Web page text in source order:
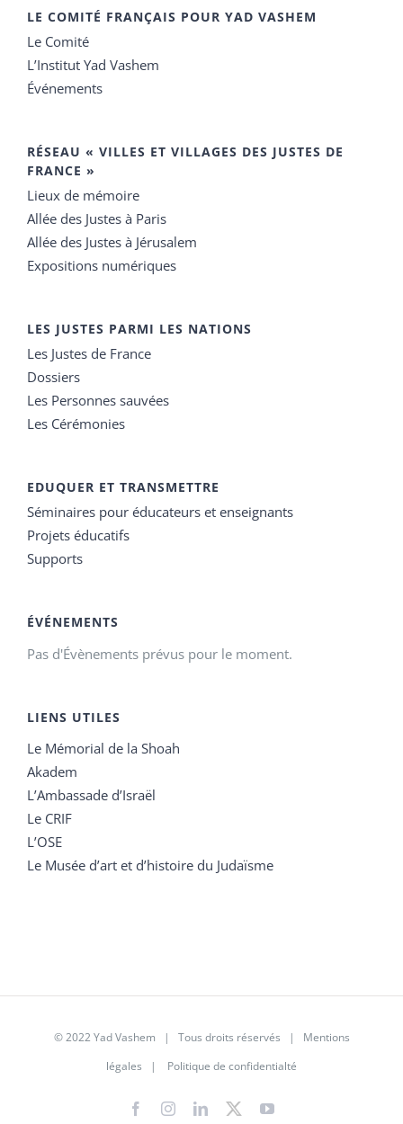
LE COMITÉ FRANÇAIS POUR YAD VASHEM
Le Comité
L’Institut Yad Vashem
Événements
RÉSEAU « VILLES ET VILLAGES DES JUSTES DE
FRANCE »
Lieux de mémoire
Allée des Justes à Paris
Allée des Justes à Jérusalem
Expositions numériques
LES JUSTES PARMI LES NATIONS
Les Justes de France
Dossiers
Les Personnes sauvées
Les Cérémonies
EDUQUER ET TRANSMETTRE
Séminaires pour éducateurs et enseignants
Projets éducatifs
Supports
ÉVÉNEMENTS
Pas d'Évènements prévus pour le moment.
LIENS UTILES
Le Mémorial de la Shoah
Akadem
L’Ambassade d’Israël
Le CRIF
L’OSE
Le Musée d’art et d’histoire du Judaïsme
© 2022 Yad Vashem | Tous droits réservés | Mentions
légales | Politique de confidentialté
FacebookInstagramLinkedIn
X YouTube